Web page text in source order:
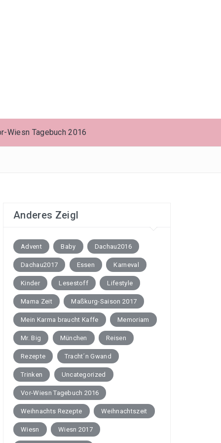
Wiesn Tagebuch 2016
Anderes Zeigl
Advent Baby Dachau2016
Dachau2017 Essen Karneval
Kinder Lesestoff Lifestyle
Mama Zeit Maßkurg-Saison 2017
Mein Karma braucht Kaffe Memoriam
Mr. Big München Reisen
Rezepte Tracht´n Gwand
Trinken Uncategorized
Vor-Wiesn Tagebuch 2016
Weihnachts Rezepte Weihnachtszeit
Wiesn Wiesn 2017